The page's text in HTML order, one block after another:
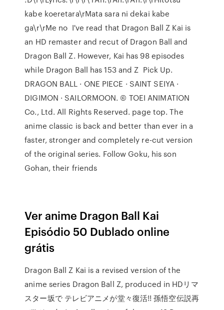
kabe koeretara\rMata sara ni dekai kabe
ga\r\rMe no I've read that Dragon Ball Z Kai is
an HD remaster and recut of Dragon Ball and
Dragon Ball Z. However, Kai has 98 episodes
while Dragon Ball has 153 and Z Pick Up.
DRAGON BALL · ONE PIECE · SAINT SEIYA ·
DIGIMON · SAILORMOON. © TOEI ANIMATION
Co., Ltd. All Rights Reserved. page top. The
anime classic is back and better than ever in a
faster, stronger and completely re-cut version
of the original series. Follow Goku, his son
Gohan, their friends
Ver anime Dragon Ball Kai
Episódio 50 Dublado online
grátis
Dragon Ball Z Kai is a revised version of the
anime series Dragon Ball Z, produced in HDリマ
スター坂で テレビアニメが堂々復活!! 孫悟空伝説再